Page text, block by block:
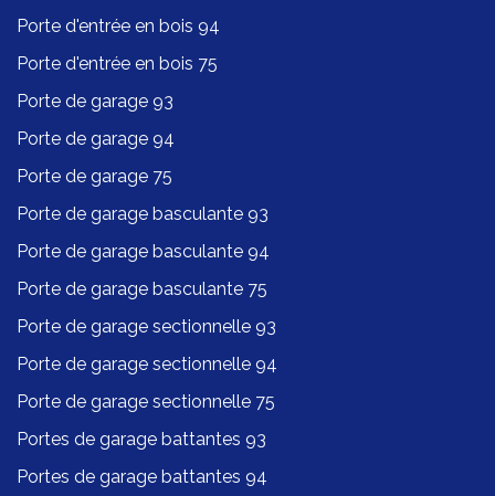
Porte d'entrée en bois 94
Porte d'entrée en bois 75
Porte de garage 93
Porte de garage 94
Porte de garage 75
Porte de garage basculante 93
Porte de garage basculante 94
Porte de garage basculante 75
Porte de garage sectionnelle 93
Porte de garage sectionnelle 94
Porte de garage sectionnelle 75
Portes de garage battantes 93
Portes de garage battantes 94